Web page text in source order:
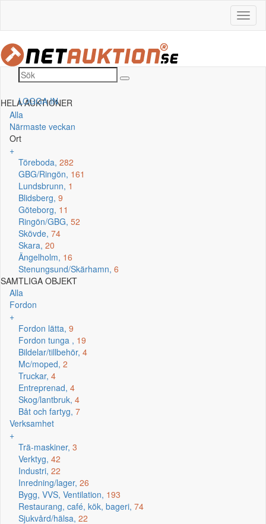
LOGGA IN
HELA AUKTIONER
Alla
Närmaste veckan
Ort
+
Töreboda, 282
GBG/Ringön, 161
Lundsbrunn, 1
Blidsberg, 9
Göteborg, 11
Ringön/GBG, 52
Skövde, 74
Skara, 20
Ängelholm, 16
Stenungsund/Skärhamn, 6
SAMTLIGA OBJEKT
Alla
Fordon
+
Fordon lätta, 9
Fordon tunga , 19
Bildelar/tillbehör, 4
Mc/moped, 2
Truckar, 4
Entreprenad, 4
Skog/lantbruk, 4
Båt och fartyg, 7
Verksamhet
+
Trä-maskiner, 3
Verktyg, 42
Industri, 22
Inredning/lager, 26
Bygg, VVS, Ventilation, 193
Restaurang, café, kök, bageri, 74
Sjukvård/hälsa, 22